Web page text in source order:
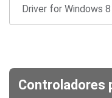
Controladores